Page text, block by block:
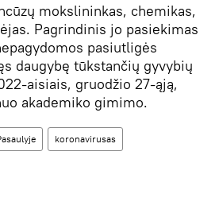
mokslininkas, chemikas,
Pagrindinis jo pasiekimas
pasiutligės
daugybę tūkstančių gyvybių
aisiais, gruodžio 27-ąją,
akademiko gimimo.
koronavirusas